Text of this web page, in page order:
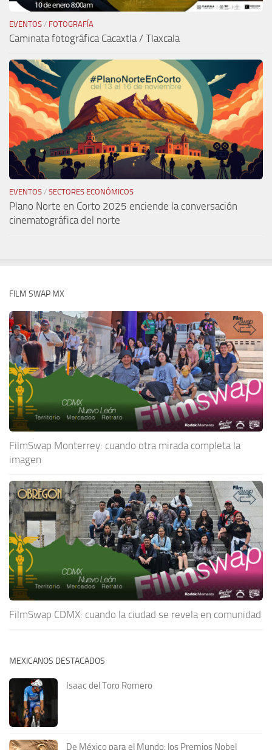
EVENTOS / FOTOGRAFÍA
Caminata fotográfica Cacaxtla / Tlaxcala
EVENTOS / SECTORES ECONÓMICOS
Plano Norte en Corto 2025 enciende la conversación
cinematográfica del norte
FILM SWAP MX
FilmSwap Monterrey: cuando otra mirada completa la
imagen
FilmSwap CDMX: cuando la ciudad se revela en comunidad
MEXICANOS DESTACADOS
Isaac del Toro Romero
De México para el Mundo: los Premios Nobel